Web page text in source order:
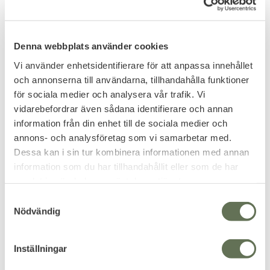
Denna webbplats använder cookies
Vi använder enhetsidentifierare för att anpassa innehållet
och annonserna till användarna, tillhandahålla funktioner
för sociala medier och analysera vår trafik. Vi
vidarebefordrar även sådana identifierare och annan
information från din enhet till de sociala medier och
annons- och analysföretag som vi samarbetar med.
Dessa kan i sin tur kombinera informationen med annan
information som du har tillhandahållit eller som de har
Nödvändig
Inställningar
Add to favorites
Reximex Accura PCP
Ett kraftfullt men licensfritt
PCP-gevär.
Add to favorites
Hatsan Gladius Bullpup
Välj din modell efter kaliber.